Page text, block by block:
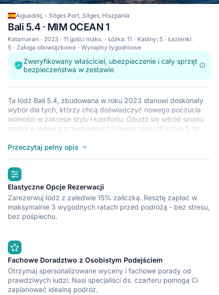
Aiguadolç - Sitges Port, Sitges, Hiszpania
Bali 5.4 · MIM OCEAN 1
Katamaran 2023 11 gości maks. Łóżka: 11 Kabiny: 5
Łazienki:
5
Załoga obowiązkowa Wynajmy tygodniowe
Zweryfikowany właściciel, ubezpieczenie i cały sprzęt
bezpieczeństwa w zestawie
Ta łódź Bali 5.4, zbudowana w roku 2023 stanowi doskonały
wybór dla tych, którzy chcą doświadczyć nowego poczucia
wolności w zakresie stylu i komfortu. Obudź się wśród szumu
morza w jednej z przestronnych i nowoczesnych kabin 5 na
idealny do żeglowania z przyjaciółmi i rodziną. Łódź Bali 5.4
jest dogodnym punktem wyjściowym do zwiedzania statkiem
krajów takich jak Hiszpania. Miłego rejsu.
Przeczytaj pełny opis
highlights
Elastyczne Opcje Rezerwacji
Zarezerwuj łódź z zaledwie 15% zaliczką. Resztę zapłać w
maksymalnie 3 wygodnych ratach przed podróżą - bez stresu,
bez pośpiechu.
Fachowe Doradztwo z Osobistym Podejściem
Otrzymaj spersonalizowane wyceny i fachowe porady od
prawdziwych ludzi. Nasi specjaliści ds. czarteru pomogą Ci
zaplanować idealną podróż.